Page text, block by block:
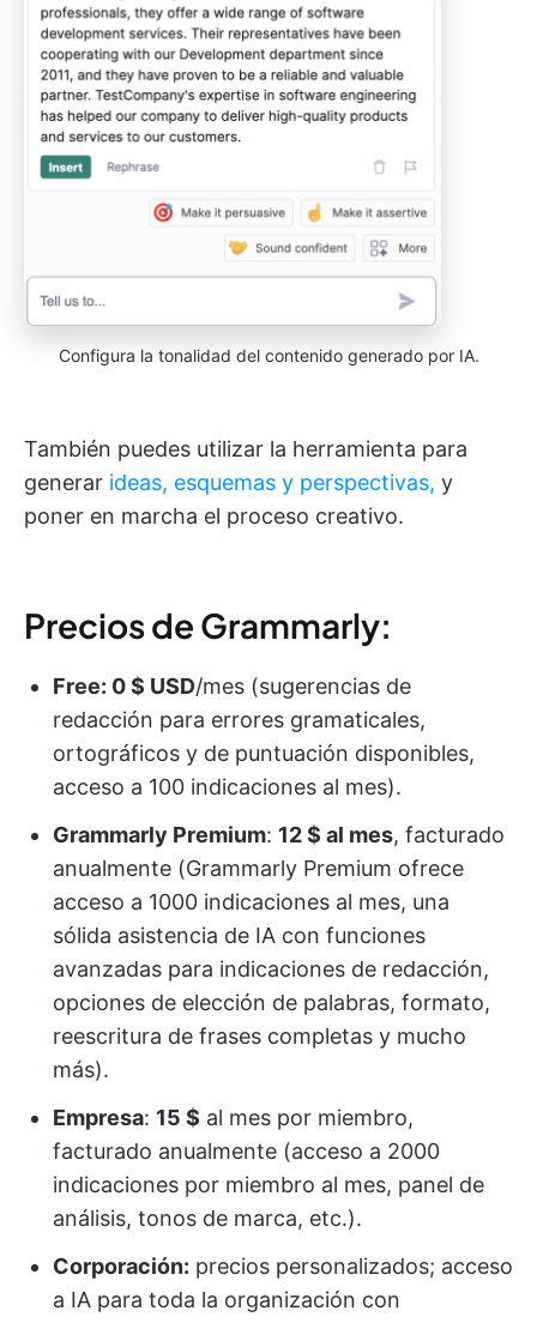
Configura la tonalidad del contenido generado por IA.
También puedes utilizar la herramienta para
generar ideas, esquemas y perspectivas, y
poner en marcha el proceso creativo.
Precios de Grammarly:
Free: 0 $ USD/mes (sugerencias de
redacción para errores gramaticales,
ortográficos y de puntuación disponibles,
acceso a 100 indicaciones al mes).
Grammarly Premium: 12 $ al mes, facturado
anualmente (Grammarly Premium ofrece
acceso a 1000 indicaciones al mes, una
sólida asistencia de IA con funciones
avanzadas para indicaciones de redacción,
opciones de elección de palabras, formato,
reescritura de frases completas y mucho
más).
Empresa: 15 $ al mes por miembro,
facturado anualmente (acceso a 2000
indicaciones por miembro al mes, panel de
análisis, tonos de marca, etc.).
Corporación: precios personalizados; acceso
a IA para toda la organización con